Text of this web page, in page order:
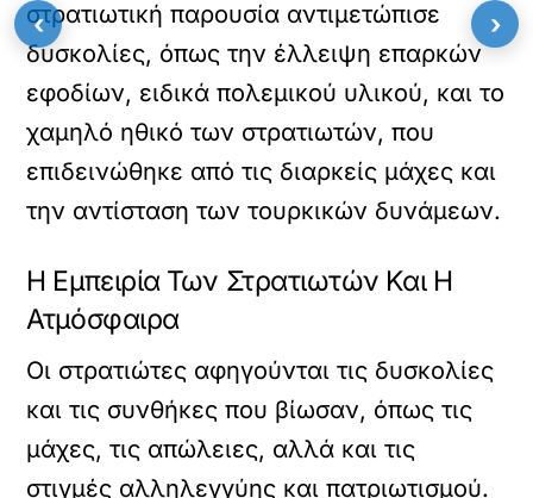
στρατιωτική παρουσία αντιμετώπισε
δυσκολίες, όπως την έλλειψη επαρκών
εφοδίων, ειδικά πολεμικού υλικού, και το
χαμηλό ηθικό των στρατιωτών, που
επιδεινώθηκε από τις διαρκείς μάχες και
την αντίσταση των τουρκικών δυνάμεων.
Η Εμπειρία Των Στρατιωτών Και Η
Ατμόσφαιρα
Οι στρατιώτες αφηγούνται τις δυσκολίες
και τις συνθήκες που βίωσαν, όπως τις
μάχες, τις απώλειες, αλλά και τις
στιγμές αλληλεγγύης και πατριωτισμού.
‹ ›